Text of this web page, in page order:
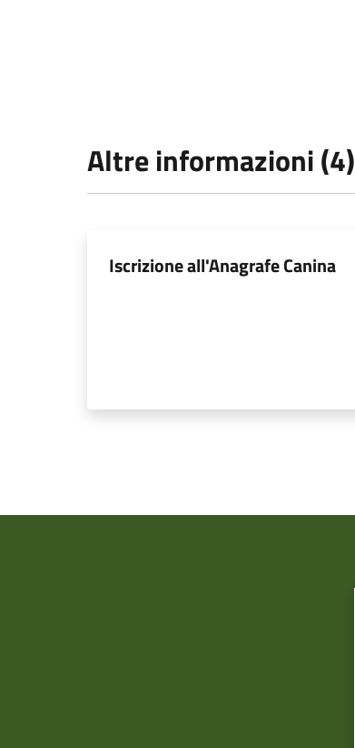
Altre informazioni (4)
Iscrizione all'Anagrafe Canina